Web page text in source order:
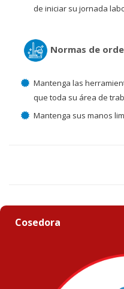
de iniciar su jornada
Normas de
Mantenga las
que toda su área de
Mantenga sus manos
Cosedora